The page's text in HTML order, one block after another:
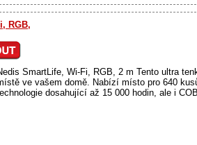
RGB,
SmartLife, Wi-Fi, RGB, 2 m Tento ultra
ve vašem domě. Nabízí místo pro 640
dosahující až 15 000 hodin, ale i